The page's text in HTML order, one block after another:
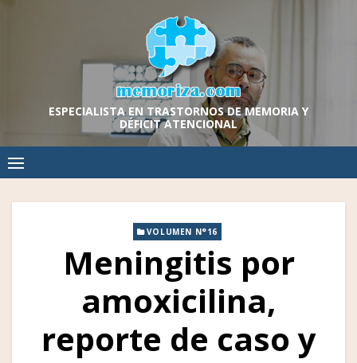
ESPECIALISTA EN TRASTORNOS DE MEMORIA Y
DÉFICIT ATENCIONAL
VOLUMEN N°16
Meningitis por
amoxicilina,
reporte de caso y